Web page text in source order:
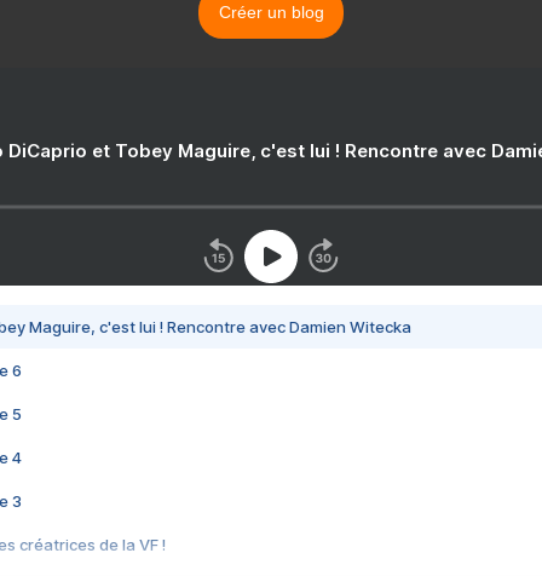
Créer un blog
DiCaprio et Tobey Maguire, c'est lui ! Rencontre avec
Maguire, c'est lui ! Rencontre avec Damien Witecka
6
5
4
3
créatrices de la VF !